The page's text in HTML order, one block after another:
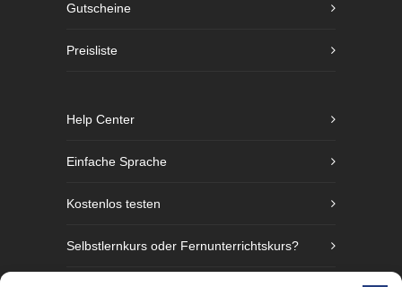
Gutscheine
Preisliste
Help Center
Einfache Sprache
Kostenlos testen
Selbstlernkurs oder Fernunterrichtskurs?